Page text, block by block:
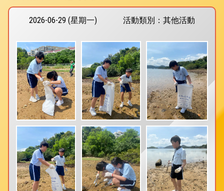
2026-06-29 (星期一) 活動類別：其他活動